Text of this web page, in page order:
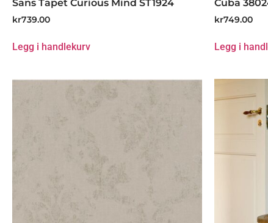
Sans Tapet Curious Mind ST1924
kr739.00
Legg i handlekurv
Cuba
kr749.00
Legg i